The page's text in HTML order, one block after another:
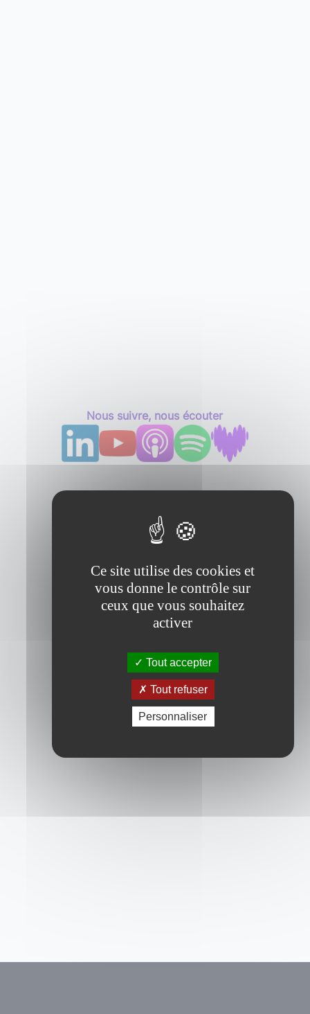
Nous suivre, nous écouter
Ce site utilise des cookies et
vous donne le contrôle sur
ceux que vous souhaitez
activer
Tout accepter
Tout refuser
Personnaliser